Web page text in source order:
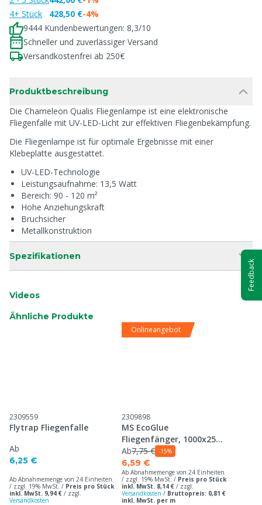
4+ Stück
428,50 €-4%
9444 Kundenbewertungen: 8,3/10
Schneller und zuverlässiger Versand
Versandkostenfrei ab 250€
Produktbeschreibung
Die Chameleon Qualis Fliegenlampe ist eine elektronische
Fliegenfalle mit UV-LED-Licht zur effektiven Fliegenbekämpfung.
Die Fliegenlampe ist für optimale Ergebnisse mit einer
Klebeplatte ausgestattet.
UV-LED-Technologie
Leistungsaufnahme: 13,5 Watt
Bereich: 90 - 120 m²
Hohe Anziehungskraft
Bruchsicher
Metallkonstruktion
Spezifikationen
Videos
Ähnliche Produkte
2309559
Flytrap Fliegenfalle
Ab
6,25 €
Ab Abnahmemenge von 24 Einheiten
/ zzgl. 19% MwSt. / Preis pro Stück
inkl. MwSt. 9,94 € / zzgl.
Versandkosten
Onlineangebot
2309898
MS EcoGlue
Fliegenfänger, 1000x25
cm
Ab7,75 € -15%
6,59 €
Ab Abnahmemenge von 24 Einheiten
/ zzgl. 19% MwSt. / Preis pro Stück
inkl. MwSt. 8,14 € / zzgl.
Versandkosten / Bruttopreis: 0,81 €
inkl. MwSt. per m
Feedback